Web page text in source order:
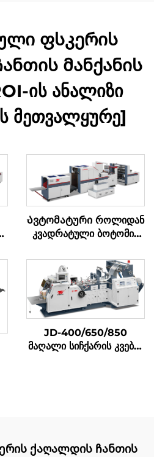
ფსკერის
მანქანის
ის ანალიზი
მეთვალყურე]
Ავტომატური როლიდან
კვადრატული ბოტომის
მაშინი
JD-400/650/850
მაღალი სიჩქარის კვების
ქაღალდის ჩანთის